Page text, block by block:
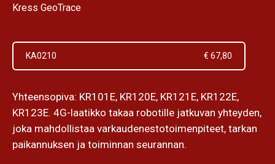
Kress GeoTrace
KA0210 € 67,80
Yhteensopiva: KR101E, KR120E, KR121E, KR122E,
KR123E. 4G-laatikko takaa robotille jatkuvan yhteyden,
joka mahdollistaa varkaudenestotoimenpiteet, tarkan
paikannuksen ja toiminnan seurannan.